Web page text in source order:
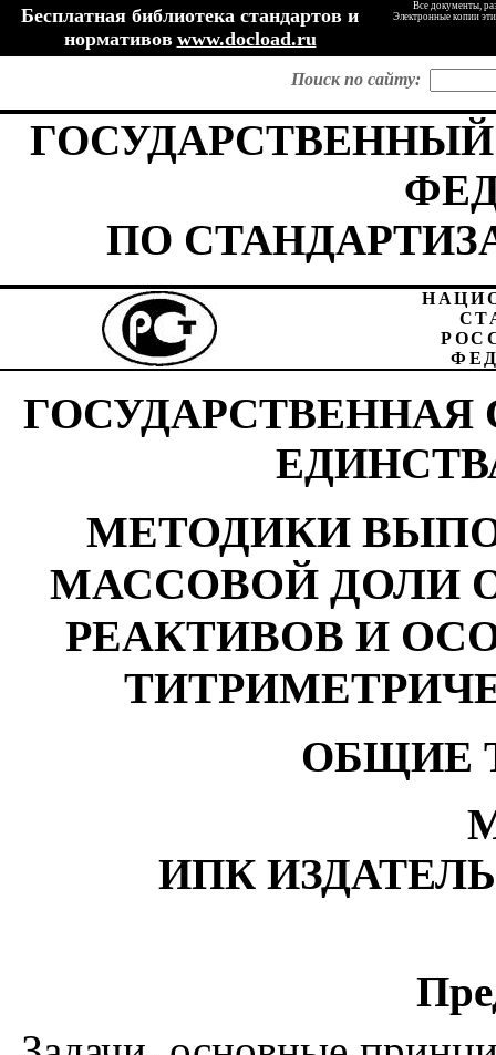
Бесплатная библиотека стандартов и
нормативов www.docload.ru
Все документы,
Электронные копии
Поиск по сайту:
ПО
МЕТОДИКИ
МАССОВОЙ ДОЛИ
РЕАКТИВОВ И
ОБЩИЕ
ИПК